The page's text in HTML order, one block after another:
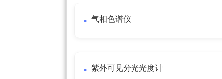
气相色谱仪
紫外可见分光光度计